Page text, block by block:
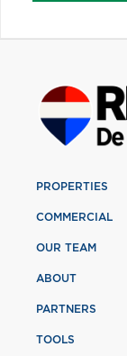
PROPERTIES
COMMERCIAL
OUR TEAM
ABOUT
PARTNERS
TOOLS